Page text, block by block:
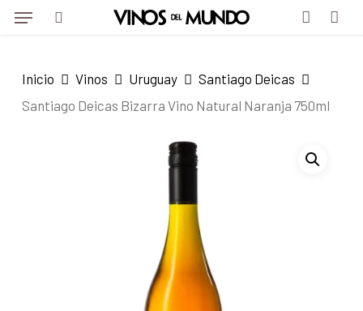
Skip
content
Menu
Inicio Vinos Uruguay
Santiago Deicas
Santiago Deicas Bizarra Vino Natural Naranja 750ml
Menu